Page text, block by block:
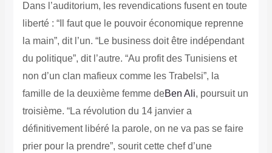
Dans l’auditorium, les revendications fusent en toute
liberté : “Il faut que le pouvoir économique reprenne
la main”, dit l’un. “Le business doit être indépendant
du politique”, dit l’autre. “Au profit des Tunisiens et
non d’un clan mafieux comme les Trabelsi”, la
famille de la deuxième femme deBen Ali, poursuit un
troisième. “La révolution du 14 janvier a
définitivement libéré la parole, on ne va pas se faire
prier pour la prendre”, sourit cette chef d’une